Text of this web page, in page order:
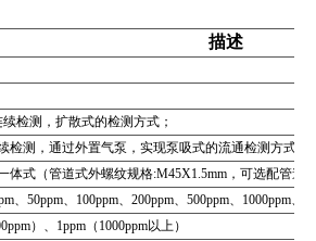
描述
检测，扩散式的检测方式；
检测，通过外置气泵，实现泵吸式的流通检测方式（
体式（管道式外螺纹规格:M45X1.5mm，可选配管道
、50ppm、100ppm、200ppm、500ppm、1000ppm
）、1ppm（1000ppm以上）